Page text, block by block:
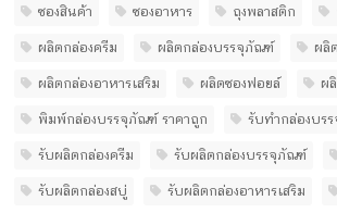
ซองสินค้า ซองอาหาร ถุงพลาสติก
ผลิตกล่องครีม ผลิตกล่องบรรจุภัณฑ์ ผลิ
ผลิตกล่องอาหารเสริม ผลิตซองฟอยล์ ผ
พิมพ์กล่องบรรจุภัณฑ์ ราคาถูก รับทํากล่องบร
รับผลิตกล่องครีม รับผลิตกล่องบรรจุภัณฑ์
รับผลิตกล่องสบู่ รับผลิตกล่องอาหารเสริม